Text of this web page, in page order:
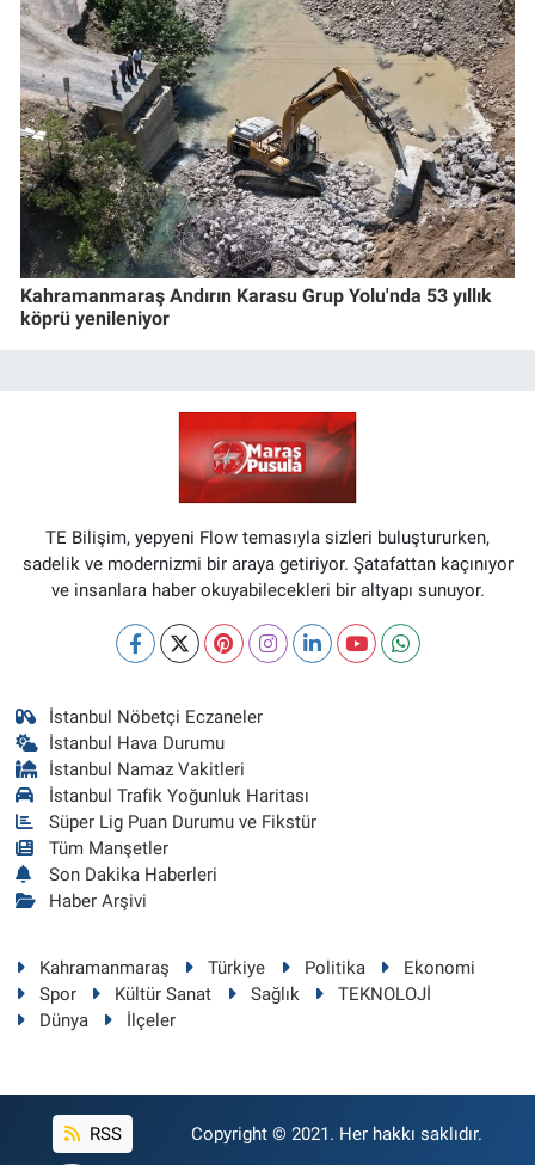
Kahramanmaraş Andırın Karasu Grup Yolu'nda 53 yıllık
köprü yenileniyor
TE Bilişim, yepyeni Flow temasıyla sizleri buluştururken,
sadelik ve modernizmi bir araya getiriyor. Şatafattan kaçınıyor
ve insanlara haber okuyabilecekleri bir altyapı sunuyor.
İstanbul Nöbetçi Eczaneler
İstanbul Hava Durumu
İstanbul Namaz Vakitleri
İstanbul Trafik Yoğunluk Haritası
Süper Lig Puan Durumu ve Fikstür
Tüm Manşetler
Son Dakika Haberleri
Haber Arşivi
Kahramanmaraş Türkiye Politika
Ekonomi
Spor
Kültür Sanat Sağlık
TEKNOLOJİ
Dünya
İlçeler
RSS Copyright © 2021. Her hakkı saklıdır.